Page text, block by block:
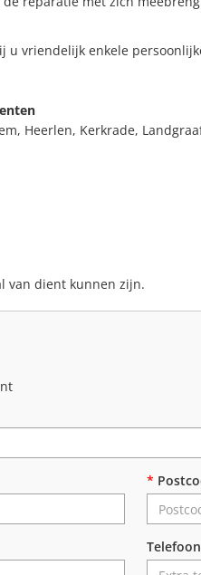
u vriendelijk enkele
Heerlen, Kerkrade,
van dient kunnen zijn.
*